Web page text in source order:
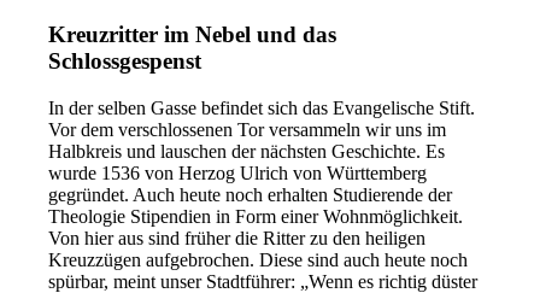
Kreuzritter im Nebel und das
Schlossgespenst
In der selben Gasse befindet sich das Evangelische Stift.
Vor dem verschlossenen Tor versammeln wir uns im
Halbkreis und lauschen der nächsten Geschichte. Es
wurde 1536 von Herzog Ulrich von Württemberg
gegründet. Auch heute noch erhalten Studierende der
Theologie Stipendien in Form einer Wohnmöglichkeit.
Von hier aus sind früher die Ritter zu den heiligen
Kreuzzügen aufgebrochen. Diese sind auch heute noch
spürbar, meint unser Stadtführer: „Wenn es richtig düster